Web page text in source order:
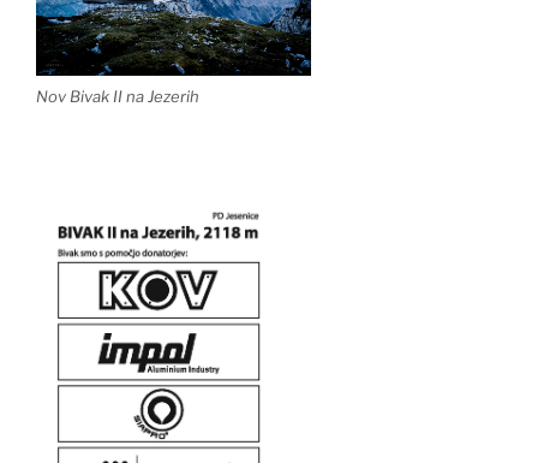
Nov Bivak II na Jezerih